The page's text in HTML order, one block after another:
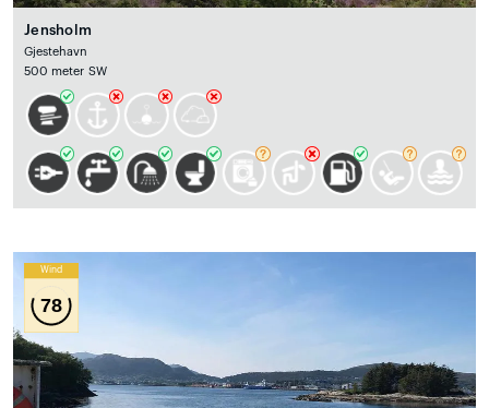
Jensholm
Gjestehavn
500 meter SW
Wind
78